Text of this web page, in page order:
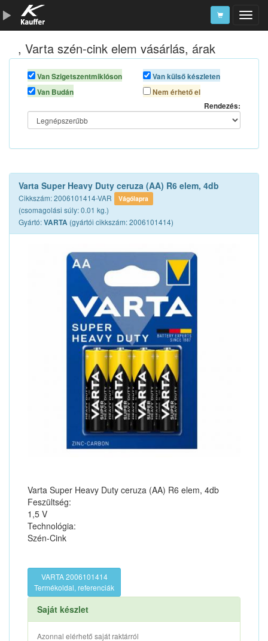
Szerszámkatalógus
Kosár
Alkatrészek
, Varta szén-cink elem vásárlás, árak
Van Szigetszentmiklóson
Van Budán
Van külső készleten
Nem érhető el
Rendezés:
Varta Super Heavy Duty ceruza (AA) R6 elem, 4db
Cikkszám: 2006101414-VAR Vágólapra
(csomagolási súly: 0.01 kg.)
Gyártó:VARTA (gyártói cikkszám: 2006101414)
Varta Super Heavy Duty ceruza (AA) R6 elem, 4db
Feszültség:
1,5 V
Technológia:
Szén-Cink
VARTA 2006101414
Termékoldal, referenciák
Saját készlet
Azonnal elérhető saját raktárról